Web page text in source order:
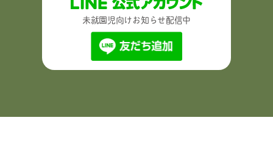
未就園児向けお知らせ配信中